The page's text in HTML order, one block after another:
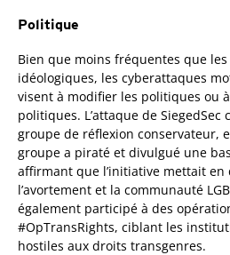
Politique
Bien que moins fréquentes que les
idéologiques, les cyberattaques
visent à modifier les politiques ou
politiques. L’attaque de SiegedSec
groupe de réflexion conservateur,
groupe a piraté et divulgué une
affirmant que l’initiative mettait en
l’avortement et la communauté
également participé à des
#OpTransRights, ciblant les
hostiles aux droits transgenres.